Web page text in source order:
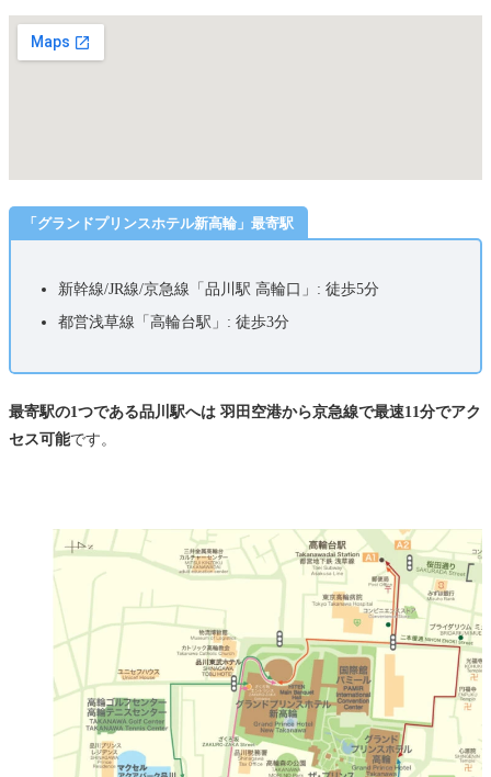
「グランドプリンスホテル新高輪」最寄駅
新幹線/JR線/京急線「品川駅 高輪口」: 徒歩5分
都営浅草線「高輪台駅」: 徒歩3分
最寄駅の1つである品川駅へは 羽田空港から京急線で最速11分でアク
セス可能です。